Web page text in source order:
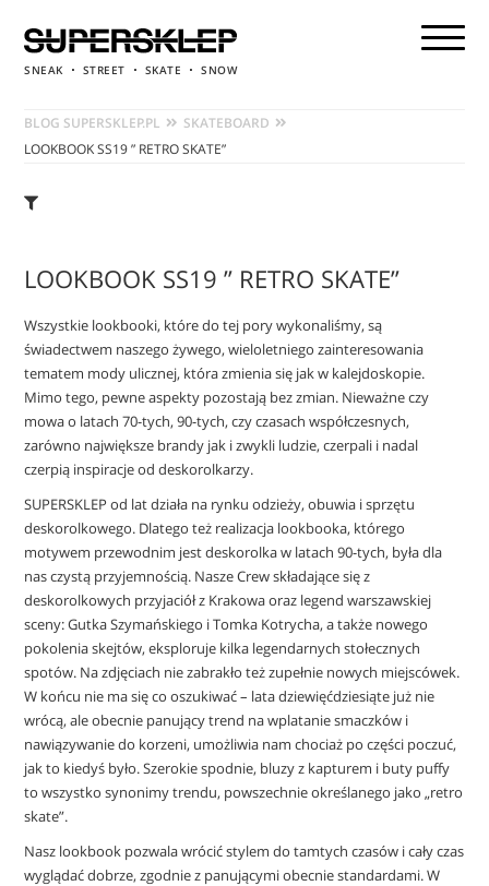
SNEAK STREET SKATE SNOW
BLOG SUPERSKLEP.PL
SKATEBOARD
LOOKBOOK SS19 ” RETRO SKATE”
LOOKBOOK SS19 ” RETRO SKATE”
Wszystkie lookbooki, które do tej pory wykonaliśmy, są
świadectwem naszego żywego, wieloletniego zainteresowania
tematem mody ulicznej, która zmienia się jak w kalejdoskopie.
Mimo tego, pewne aspekty pozostają bez zmian. Nieważne czy
mowa o latach 70-tych, 90-tych, czy czasach współczesnych,
zarówno największe brandy jak i zwykli ludzie, czerpali i nadal
czerpią inspiracje od deskorolkarzy.
SUPERSKLEP od lat działa na rynku odzieży, obuwia i sprzętu
deskorolkowego. Dlatego też realizacja lookbooka, którego
motywem przewodnim jest deskorolka w latach 90-tych, była dla
nas czystą przyjemnością. Nasze Crew składające się z
deskorolkowych przyjaciół z Krakowa oraz legend warszawskiej
sceny: Gutka Szymańskiego i Tomka Kotrycha, a także nowego
pokolenia skejtów, eksploruje kilka legendarnych stołecznych
spotów. Na zdjęciach nie zabrakło też zupełnie nowych miejscówek.
W końcu nie ma się co oszukiwać – lata dziewięćdziesiąte już nie
wrócą, ale obecnie panujący trend na wplatanie smaczków i
nawiązywanie do korzeni, umożliwia nam chociaż po części poczuć,
jak to kiedyś było. Szerokie spodnie, bluzy z kapturem i buty puffy
to wszystko synonimy trendu, powszechnie określanego jako „retro
skate”.
Nasz lookbook pozwala wrócić stylem do tamtych czasów i cały czas
wyglądać dobrze, zgodnie z panującymi obecnie standardami. W